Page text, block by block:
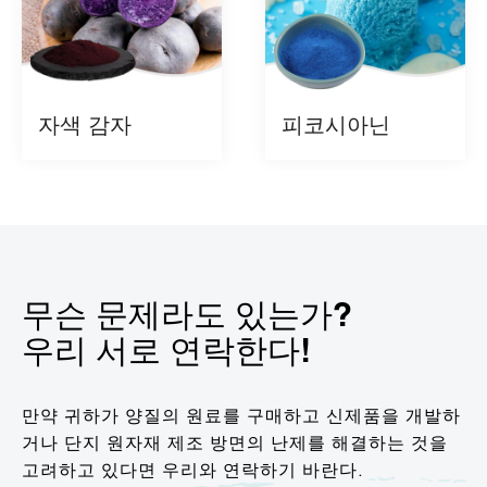
자색 감자 피코시아닌
무슨 문제라도 있는가?
우리 서로 연락한다!
만약 귀하가 양질의 원료를 구매하고 신제품을 개발하
거나 단지 원자재 제조 방면의 난제를 해결하는 것을
고려하고 있다면 우리와 연락하기 바란다.